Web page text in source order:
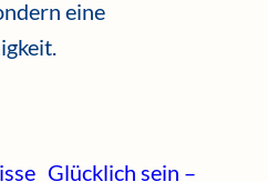
eine
Glücklich sein –